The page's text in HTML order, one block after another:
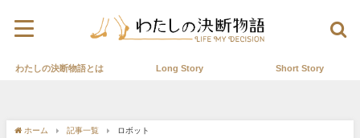
わたしの決断物語とは Long Story Short Story
ホーム 記事一覧 ロボット